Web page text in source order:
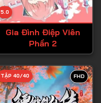
5.0
Gia Đình Điệp Viên
Phần 2
FHD
TẬP 40/40